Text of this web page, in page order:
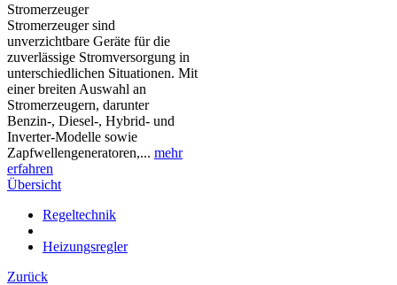
Stromerzeuger
Stromerzeuger sind
unverzichtbare Geräte für die
zuverlässige Stromversorgung in
unterschiedlichen Situationen. Mit
einer breiten Auswahl an
Stromerzeugern, darunter
Benzin-, Diesel-, Hybrid- und
Inverter-Modelle sowie
Zapfwellengeneratoren,... mehr
erfahren
Übersicht
Regeltechnik
Heizungsregler
Zurück